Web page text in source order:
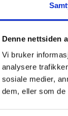
Denne nettsiden
Vi bruker
analysere
sosiale medier,
dem, eller som
skjørt og 10
et
termodekselet
eller rifter.